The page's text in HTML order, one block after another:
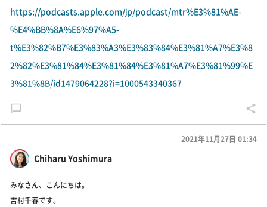
https://podcasts.apple.com/jp/podcast/mtr%E3%81%AE-
%E4%BB%8A%E6%97%A5-
t%E3%82%B7%E3%83%A3%E3%83%84%E3%81%A7%E3%8
2%82%E3%81%84%E3%81%84%E3%81%A7%E3%81%99%E
3%81%8B/id1479064228?i=1000543340367
Chiharu Yoshimura
2021年11月27日 01:34
みなさん、こんにちは。
吉村千春です。